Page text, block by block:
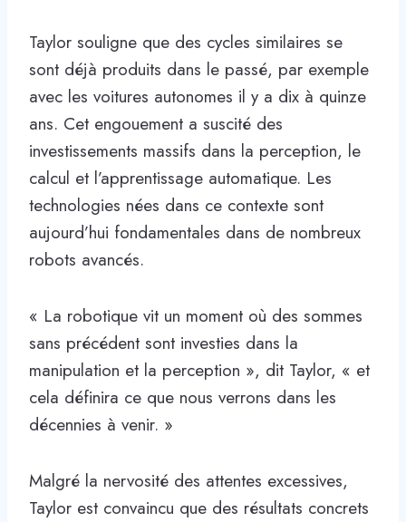
Taylor souligne que des cycles similaires se
sont déjà produits dans le passé, par exemple
avec les voitures autonomes il y a dix à quinze
ans. Cet engouement a suscité des
investissements massifs dans la perception, le
calcul et l’apprentissage automatique. Les
technologies nées dans ce contexte sont
aujourd’hui fondamentales dans de nombreux
robots avancés.
« La robotique vit un moment où des sommes
sans précédent sont investies dans la
manipulation et la perception », dit Taylor, « et
cela définira ce que nous verrons dans les
décennies à venir. »
Malgré la nervosité des attentes excessives,
Taylor est convaincu que des résultats concrets